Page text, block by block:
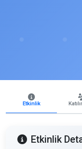
Etkinlik
Etkinlik